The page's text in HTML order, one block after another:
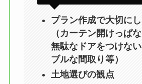
プラン作成で大切に
（カーテン開けっぱ
無駄なドアをつけな
ブルな間取り等）
土地選びの観点